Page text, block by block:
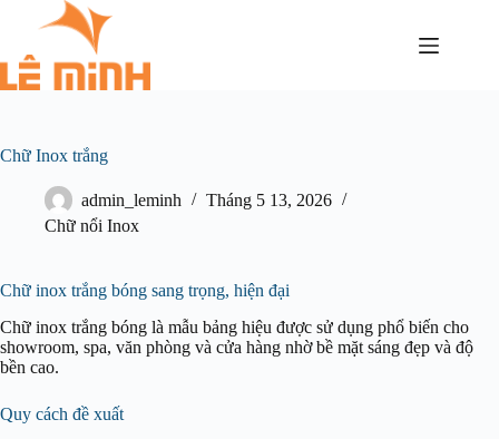
Chữ Inox trắng
admin_leminh
Tháng 5 13, 2026
Chữ nổi Inox
Chữ inox trắng bóng sang trọng, hiện đại
Chữ inox trắng bóng là mẫu bảng hiệu được sử dụng phổ biến cho
showroom, spa, văn phòng và cửa hàng nhờ bề mặt sáng đẹp và độ
bền cao.
Quy cách đề xuất